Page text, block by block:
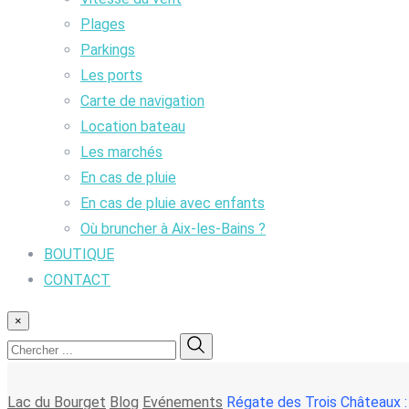
Plages
Parkings
Les ports
Carte de navigation
Location bateau
Les marchés
En cas de pluie
En cas de pluie avec enfants
Où bruncher à Aix-les-Bains ?
BOUTIQUE
CONTACT
×
Lac du Bourget Blog Evénements Régate des Trois Châteaux